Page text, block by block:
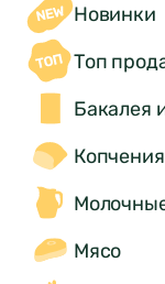
Новинки
Топ
Бакалея
Мясо